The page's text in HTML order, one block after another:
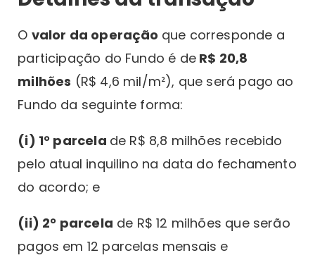
O valor da operação que corresponde a
participação do Fundo é deR$ 20,8
milhões (R$ 4,6 mil/m²), que será pago ao
Fundo da seguinte forma:
(i) 1° parcela de R$ 8,8 milhões recebido
pelo atual inquilino na data do fechamento
do acordo; e
(ii) 2° parcela de R$ 12 milhões que serão
pagos em 12 parcelas mensais e